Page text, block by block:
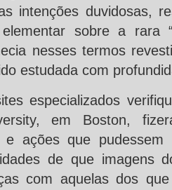
intenções duvidosas,
sobre a rara
nesses termos
estudada com
especializados
em Boston,
ações que pudessem
de que imagens
com aquelas dos